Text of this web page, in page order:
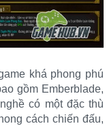
khá phong phú
gồm Emberblade,
có một đặc thù
cách chiến đấu,